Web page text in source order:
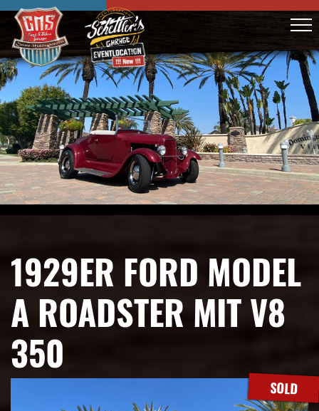
1929ER FORD MODEL
A ROADSTER MIT V8
350
SOLD